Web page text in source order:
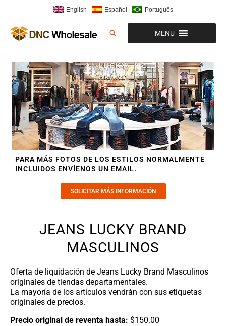
al
contenido
English Español Português
Buscar MENU
PARA MÁS FOTOS DE LOS ESTILOS NORMALMENTE
INCLUIDOS ENVÍENOS UN EMAIL.
SOLICITAR MÁS INFORMACIÓN
JEANS LUCKY BRAND
MASCULINOS
Oferta de liquidación de Jeans Lucky Brand Masculinos
originales de tiendas departamentales.
La mayoría de los artículos vendrán con sus etiquetas
originales de precios.
Precio original de reventa hasta: $150.00